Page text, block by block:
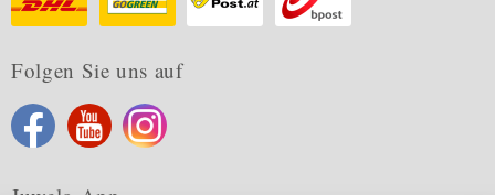
Folgen Sie uns auf